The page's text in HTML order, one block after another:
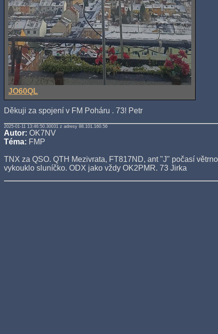
JO60QL
Děkuji za spojení v FM Poháru . 73! Petr
2025-01-11 13:46:50.30031 z adresy 88.101.160.56
Autor: OK7NV
Téma: FMP
TNX za QSO. QTH Mezivrata, FT817ND, ant "J" počasí
vykouklo sluníčko. ODX jako vždy OK2PMR. 73 Jirka